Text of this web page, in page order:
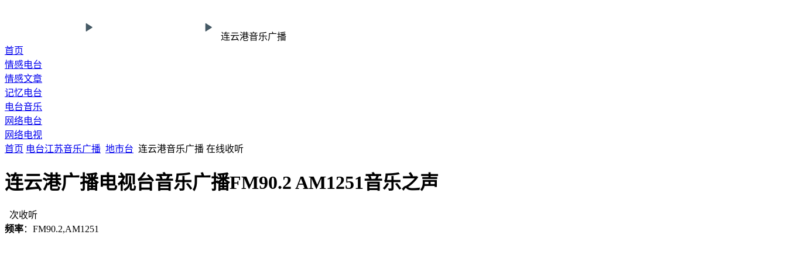
连云港音乐广播
首页
情感电台
情感文章
记忆电台
电台音乐
网络电台
网络电视
首页 电台江苏音乐广播 地市台 连云港音乐广播 在线收听
连云港广播电视台音乐广播FM90.2 AM1251音乐之声
次收听
频率：FM90.2,AM1251